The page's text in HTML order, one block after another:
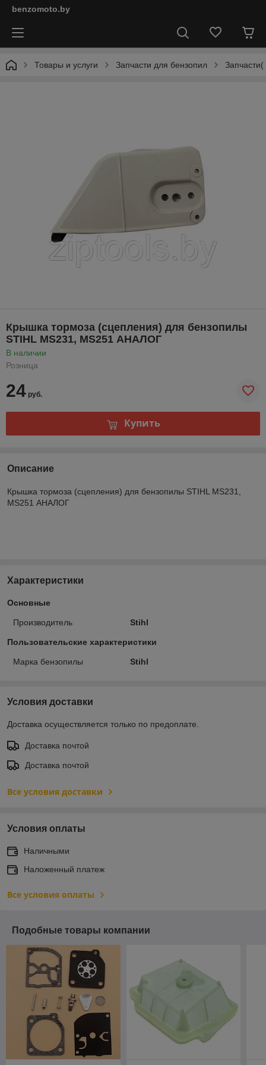
benzomoto.by
Товары и услуги Запчасти для бензопил
Крышка тормоза (сцепления) для бензопилы
STIHL MS231, MS251 АНАЛОГ
В наличии
Розница
24 руб.
Купить
Описание
Крышка тормоза (сцепления) для бензопилы STIHL MS231,
MS251 АНАЛОГ
Характеристики
Основные
Производитель Stihl
Пользовательские характеристики
Марка бензопилы Stihl
Условия доставки
Доставка осуществляется только по предоплате.
Доставка почтой
Доставка почтой
Все условия доставки
Условия оплаты
Наличными
Наложенный платеж
Все условия оплаты
Подобные товары компании